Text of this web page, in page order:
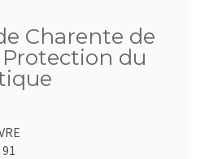
Charente de
du